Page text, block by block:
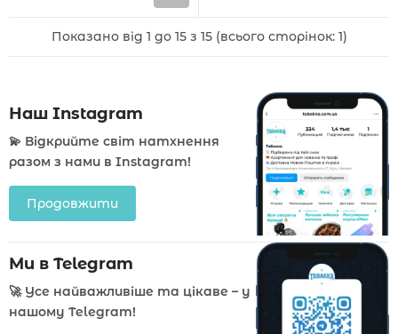
Показано від 1 до 15 з 15 (всього сторінок: 1)
Наш Instagram
💫 Відкрийте світ натхнення
разом з нами в Instagram!
Продовжити
Ми в Telegram
🚀 Усе найважливіше та цікаве – у
нашому Telegram!